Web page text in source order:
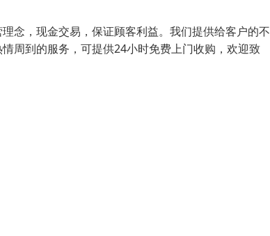
念，现金交易，保证顾客利益。我们提供给客户的
周到的服务，可提供24小时免费上门收购，欢迎致